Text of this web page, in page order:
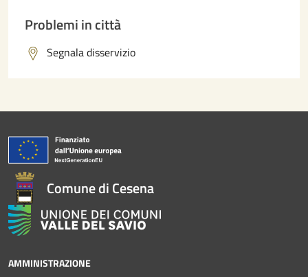
Problemi in città
Segnala disservizio
Comune di Cesena
AMMINISTRAZIONE